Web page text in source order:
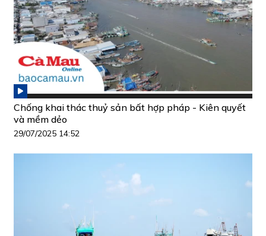
Chống khai thác thuỷ sản bất hợp pháp - Kiên quyết
và mềm dẻo
29/07/2025 14:52